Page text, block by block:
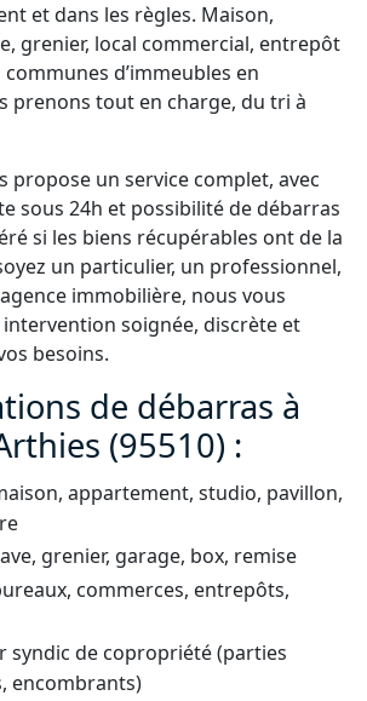
et dans les règles. Maison,
grenier, local commercial, entrepôt
d’immeubles en
prenons tout en charge, du tri à
propose un service complet, avec
sous 24h et possibilité de débarras
si les biens récupérables ont de la
un particulier, un professionnel,
immobilière, nous vous
soignée, discrète et
besoins.
de débarras à
(95510) :
appartement, studio, pavillon,
grenier, garage, box, remise
commerces, entrepôts,
syndic de copropriété (parties
encombrants)